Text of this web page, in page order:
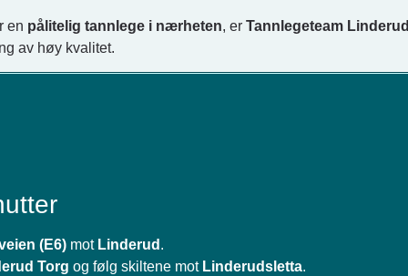
en pålitelig tannlege i nærheten, er Tannlegeteam Linderud
av høy kvalitet.
(E6) mot Linderud .
Torg og følg skiltene mot Linderudsletta.